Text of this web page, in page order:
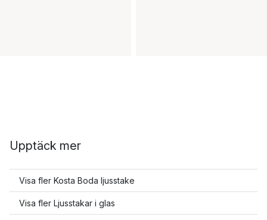
Upptäck mer
Visa fler Kosta Boda ljusstake
Visa fler Ljusstakar i glas